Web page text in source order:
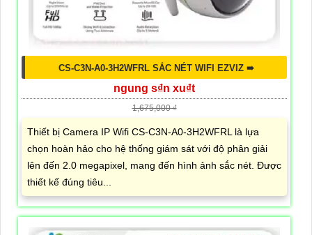
CS-C3N-A0-3H2WFRL SẮC NÉT WIFI EZVIZ ➠
ngung s₫n xu₫t
1,675,000 ₫
Thiết bị Camera IP Wifi CS-C3N-A0-3H2WFRL là lựa
chọn hoàn hảo cho hệ thống giám sát với độ phân giải
lên đến 2.0 megapixel, mang đến hình ảnh sắc nét. Được
thiết kế đúng tiêu...